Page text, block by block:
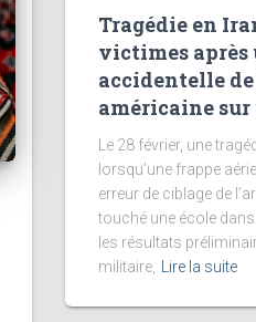
Tragédie en
victimes après
accidentelle de
américaine sur
Le 28 février, une
lorsqu’une frappe
erreur de ciblage de
touché une école
les résultats
militaire,
Lire la suite